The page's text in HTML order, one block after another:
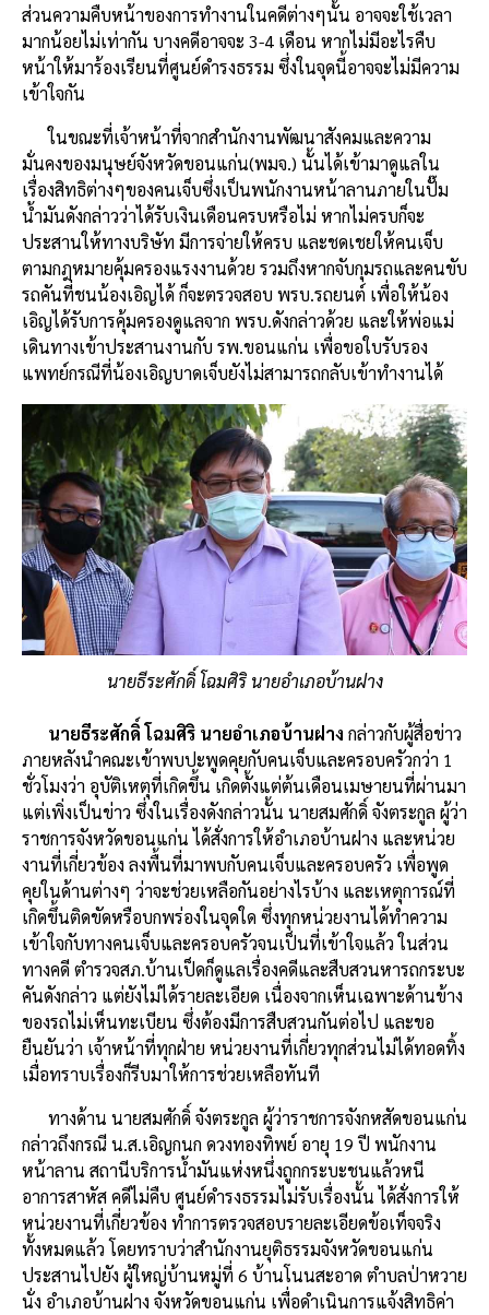
ส่วนความคืบหน้าของการทำงานในคดีต่างๆนั้น อาจจะใช้เวลา
มากน้อยไม่เท่ากัน บางคดีอาจจะ 3-4 เดือน หากไม่มีอะไรคืบ
หน้าให้มาร้องเรียนที่ศูนย์ดำรงธรรม ซึ่งในจุดนี้อาจจะไม่มีความ
เข้าใจกัน
ในขณะที่เจ้าหน้าที่จากสำนักงานพัฒนาสังคมและความ
มั่นคงของมนุษย์จังหวัดขอนแก่น(พมจ.) นั้นได้เข้ามาดูแลใน
เรื่องสิทธิต่างๆของคนเจ็บซึ่งเป็นพนักงานหน้าลานภายในปั๊ม
น้ำมันดังกล่าวว่าได้รับเงินเดือนครบหรือไม่ หากไม่ครบก็จะ
ประสานให้ทางบริษัท มีการจ่ายให้ครบ และชดเชยให้คนเจ็บ
ตามกฎหมายคุ้มครองแรงงานด้วย รวมถึงหากจับกุมรถและคนขับ
รถคันที่ชนน้องเอิญได้ ก็จะตรวจสอบ พรบ.รถยนต์ เพื่อให้น้อง
เอิญได้รับการคุ้มครองดูแลจาก พรบ.ดังกล่าวด้วย และให้พ่อแม่
เดินทางเข้าประสานงานกับ รพ.ขอนแก่น เพื่อขอใบรับรอง
แพทย์กรณีที่น้องเอิญบาดเจ็บยังไม่สามารถกลับเข้าทำงานได้
นายธีระศักดิ์ โฉมศิริ นายอำเภอบ้านฝาง
นายธีระศักดิ์ โฉมศิริ นายอำเภอบ้านฝาง กล่าวกับผู้สื่อข่าว
ภายหลังนำคณะเข้าพบปะพูดคุยกับคนเจ็บและครอบครัวกว่า 1
ชั่วโมงว่า อุบัติเหตุที่เกิดขึ้น เกิดตั้งแต่ต้นเดือนเมษายนที่ผ่านมา
แต่เพิ่งเป็นข่าว ซึ่งในเรื่องดังกล่าวนั้น นายสมศักดิ์ จังตระกูล ผู้ว่า
ราชการจังหวัดขอนแก่น ได้สั่งการให้อำเภอบ้านฝาง และหน่วย
งานที่เกี่ยวข้อง ลงพื้นที่มาพบกับคนเจ็บและครอบครัว เพื่อพูด
คุยในด้านต่างๆ ว่าจะช่วยเหลือกันอย่างไรบ้าง และเหตุการณ์ที่
เกิดขึ้นติดขัดหรือบกพร่องในจุดใด ซึ่งทุกหน่วยงานได้ทำความ
เข้าใจกับทางคนเจ็บและครอบครัวจนเป็นที่เข้าใจแล้ว ในส่วน
ทางคดี ตำรวจสภ.บ้านเป็ดก็ดูแลเรื่องคดีและสืบสวนหารถกระบะ
คันดังกล่าว แต่ยังไม่ได้รายละเอียด เนื่องจากเห็นเฉพาะด้านข้าง
ของรถไม่เห็นทะเบียน ซึ่งต้องมีการสืบสวนกันต่อไป และขอ
ยืนยันว่า เจ้าหน้าที่ทุกฝ่าย หน่วยงานที่เกี่ยวทุกส่วนไม่ได้ทอดทิ้ง
เมื่อทราบเรื่องก็รีบมาให้การช่วยเหลือทันที
ทางด้าน นายสมศักดิ์ จังตระกูล ผู้ว่าราชการจังกหสัดขอนแก่น
กล่าวถึงกรณี น.ส.เอิญกนก ดวงทองทิพย์ อายุ 19 ปี พนักงาน
หน้าลาน สถานีบริการน้ำมันแห่งหนึ่งถูกกระบะชนแล้วหนี
อาการสาหัส คดีไม่คืบ ศูนย์ดำรงธรรมไม่รับเรื่องนั้น ได้สั่งการให้
หน่วยงานที่เกี่ยวข้อง ทำการตรวจสอบรายละเอียดข้อเท็จจริง
ทั้งหมดแล้ว โดยทราบว่าสำนักงานยุติธรรมจังหวัดขอนแก่น
ประสานไปยัง ผู้ใหญ่บ้านหมู่ที่ 6 บ้านโนนสะอาด ตำบลป่าหวาย
นั่ง อำเภอบ้านฝาง จังหวัดขอนแก่น เพื่อดำเนินการแจ้งสิทธิค่า